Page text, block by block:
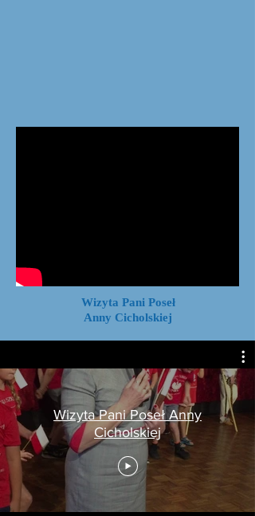
Wizyta Pani Poseł
Anny Cicholskiej
Wizyta Pani Poseł Anny
Cicholskiej